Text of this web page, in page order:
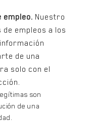
empleo. Nuestro
empleos a los
de una
solo con el
son
de una